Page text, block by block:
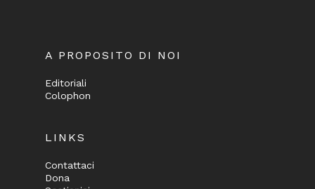
A PROPOSITO DI NOI
Editoriali
Colophon
LINKS
Contattaci
Dona